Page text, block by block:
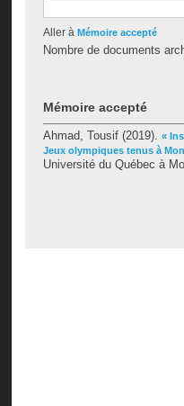
Aller à Mémoire accepté
Nombre de documents
Mémoire accepté
Ahmad, Tousif (2019). «
Jeux olympiques tenus à
Université du Québec à